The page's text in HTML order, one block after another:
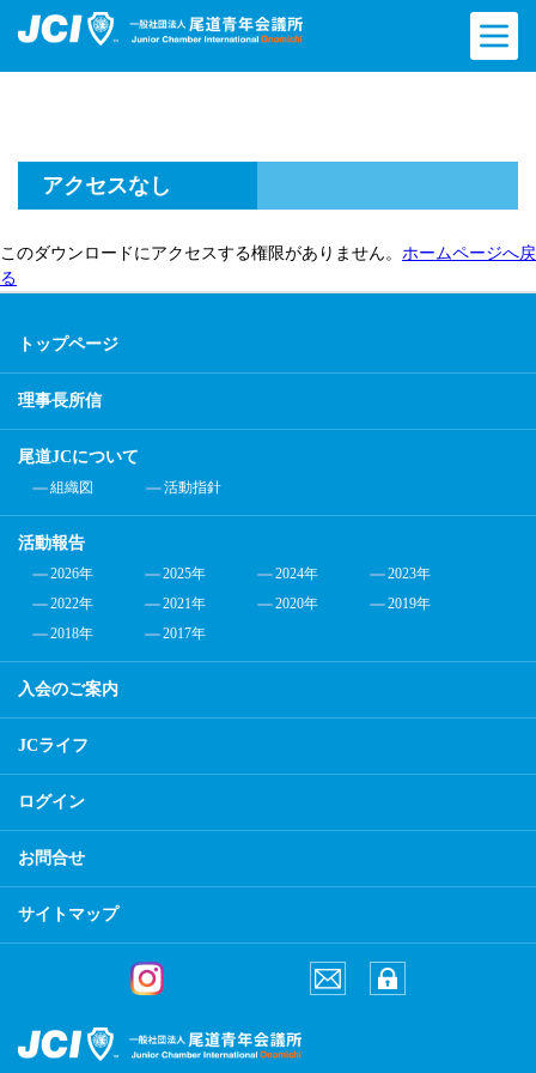
アクセスなし
このダウンロードにアクセスする権限がありません。 ホームページへ戻
る
トップページ
理事長所信
尾道JCについて
組織図 活動指針
活動報告
2026年 2025年 2024年
2023年
2022年
2021年 2020年
2019年
2018年
2017年
入会のご案内
JCライフ
ログイン
お問合せ
サイトマップ